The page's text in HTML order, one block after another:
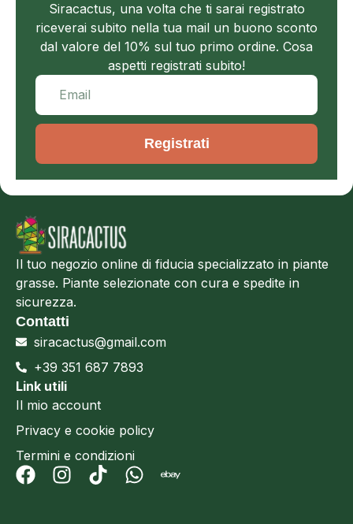
Siracactus, una volta che ti sarai registrato
riceverai subito nella tua mail un buono sconto
dal valore del 10% sul tuo primo ordine. Cosa
aspetti registrati subito!
Registrati
Il tuo negozio online di fiducia specializzato in piante
grasse. Piante selezionate con cura e spedite in
sicurezza.
Contatti
siracactus@gmail.com
+39 351 687 7893
Link utili
Il mio account
Privacy e cookie policy
Termini e condizioni